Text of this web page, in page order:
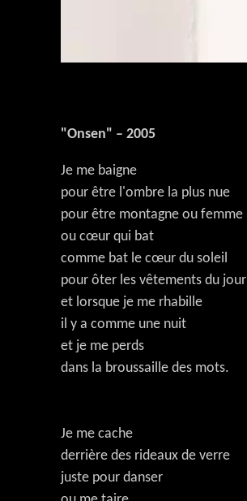
"Onsen" – 2005
Je me baigne
pour être l'ombre la plus nue
pour être montagne ou femme
ou cœur qui bat
comme bat le cœur du soleil
pour ôter les vêtements du jour
et lorsque je me rhabille
il y a comme une nuit
et je me perds
dans la broussaille des mots.
Je me cache
derrière des rideaux de verre
juste pour danser